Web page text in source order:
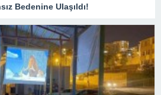
Bedenine Ulaşıldı!